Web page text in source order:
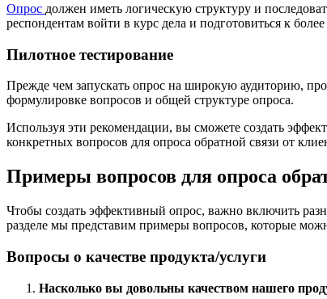
Опрос должен иметь логическую структуру и
респондентам войти в курс дела и подготовиться к
Пилотное тестирование
Прежде чем запускать опрос на широкую аудиторию,
формулировке вопросов и общей структуре опроса.
Используя эти рекомендации, вы сможете создать
конкретных вопросов для опроса обратной связи от
Примеры вопросов для опроса
Чтобы создать эффективный опрос, важно включить
разделе мы представим примеры вопросов, которые
Вопросы о качестве продукта/услуги
Насколько вы довольны качеством нашего